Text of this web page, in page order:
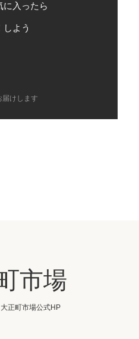
に入ったら
しよう
届けします
市場
正町市場公式HP